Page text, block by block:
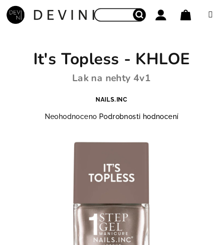
Přejít na obsah
It's Topless - KHLOE
Lak na nehty 4v1
NAILS.INC
Průměrné hodnocení produktu je 0,0 z 5 hvězdiček.
Neohodnoceno Podrobnosti hodnocení